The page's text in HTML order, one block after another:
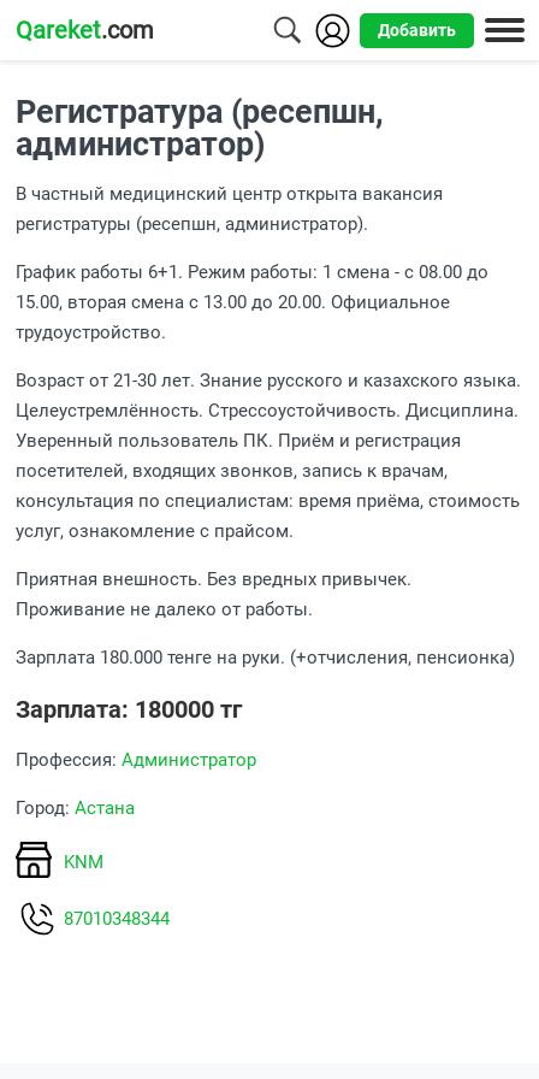
Qareket.com Добавить
Алматы
Астана
Шымкент
Усть-
Каменогорск
Регистратура (ресепшн,
администратор)
В частный медицинский центр открыта вакансия
регистратуры (ресепшн, администратор).
График работы 6+1. Режим работы: 1 смена - с 08.00 до
15.00, вторая смена с 13.00 до 20.00. Официальное
трудоустройство.
Возраст от 21-30 лет. Знание русского и казахского языка.
Целеустремлённость. Стрессоустойчивость. Дисциплина.
Уверенный пользователь ПК. Приём и регистрация
посетителей, входящих звонков, запись к врачам,
консультация по специалистам: время приёма, стоимость
услуг, ознакомление с прайсом.
Приятная внешность. Без вредных привычек.
Проживание не далеко от работы.
Зарплата 180.000 тенге на руки. (+отчисления, пенсионка)
Зарплата: 180000 тг
Профессия:Администратор
Город:Астана
KNM
87010348344